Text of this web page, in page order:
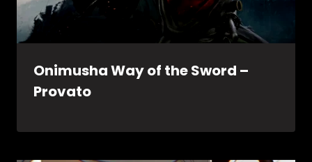
Onimusha Way of the Sword –
Provato